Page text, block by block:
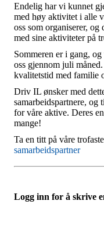
Endelig har vi kunnet
med høy aktivitet i alle
oss som organiserer,
med sine aktiviteter på
Sommeren er i gang,
oss gjennom juli
kvalitetstid med familie
Driv IL ønsker med
samarbeidspartnere,
for våre aktive. Deres
mange!
Ta en titt på våre
samarbeidspartner
Logg inn for å skrive